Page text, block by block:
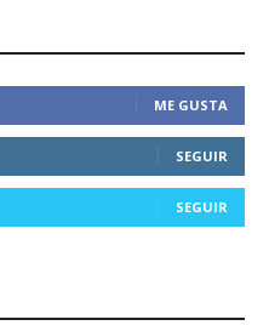
ME GUSTA
SEGUIR
SEGUIR